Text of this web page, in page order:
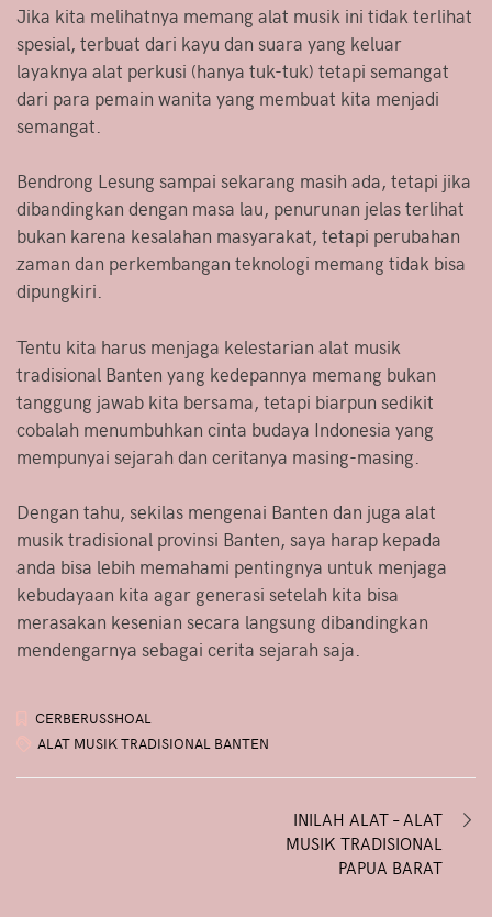
Jika kita melihatnya memang alat musik ini tidak terlihat
spesial, terbuat dari kayu dan suara yang keluar
layaknya alat perkusi (hanya tuk-tuk) tetapi semangat
dari para pemain wanita yang membuat kita menjadi
semangat.
Bendrong Lesung sampai sekarang masih ada, tetapi jika
dibandingkan dengan masa lau, penurunan jelas terlihat
bukan karena kesalahan masyarakat, tetapi perubahan
zaman dan perkembangan teknologi memang tidak bisa
dipungkiri.
Tentu kita harus menjaga kelestarian alat musik
tradisional Banten yang kedepannya memang bukan
tanggung jawab kita bersama, tetapi biarpun sedikit
cobalah menumbuhkan cinta budaya Indonesia yang
mempunyai sejarah dan ceritanya masing-masing.
Dengan tahu, sekilas mengenai Banten dan juga alat
musik tradisional provinsi Banten, saya harap kepada
anda bisa lebih memahami pentingnya untuk menjaga
kebudayaan kita agar generasi setelah kita bisa
merasakan kesenian secara langsung dibandingkan
mendengarnya sebagai cerita sejarah saja.
CERBERUSSHOAL
ALAT MUSIK TRADISIONAL BANTEN
INILAH ALAT – ALAT
MUSIK TRADISIONAL
PAPUA BARAT